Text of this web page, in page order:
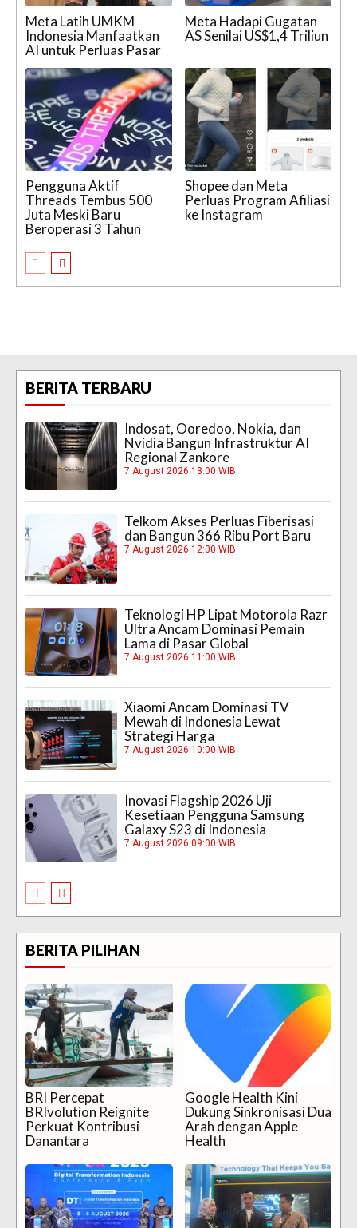
Meta Latih UMKM
Indonesia Manfaatkan
AI untuk Perluas Pasar
Meta Hadapi Gugatan
AS Senilai US$1,4 Triliun
Pengguna Aktif
Threads Tembus 500
Juta Meski Baru
Beroperasi 3 Tahun
Shopee dan Meta
Perluas Program Afiliasi
ke Instagram
BERITA TERBARU
Indosat, Ooredoo, Nokia, dan
Nvidia Bangun Infrastruktur AI
Regional Zankore
7 August 2026 13:00 WIB
Telkom Akses Perluas Fiberisasi
dan Bangun 366 Ribu Port Baru
7 August 2026 12:00 WIB
Teknologi HP Lipat Motorola Razr
Ultra Ancam Dominasi Pemain
Lama di Pasar Global
7 August 2026 11:00 WIB
Xiaomi Ancam Dominasi TV
Mewah di Indonesia Lewat
Strategi Harga
7 August 2026 10:00 WIB
Inovasi Flagship 2026 Uji
Kesetiaan Pengguna Samsung
Galaxy S23 di Indonesia
7 August 2026 09:00 WIB
BERITA PILIHAN
BRI Percepat
BRIvolution Reignite
Perkuat Kontribusi
Danantara
Google Health Kini
Dukung Sinkronisasi Dua
Arah dengan Apple
Health